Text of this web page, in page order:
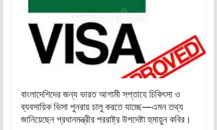
বাংলাদেশিদের জন্য ভারত আগামী সপ্তাহে চিকিৎসা ও
ব্যবসায়িক ভিসা পুনরায় চালু করতে যাচ্ছে—এমন তথ্য
জানিয়েছেন প্রধানমন্ত্রীর পররাষ্ট্র উপদেষ্টা হুমায়ুন কবির।